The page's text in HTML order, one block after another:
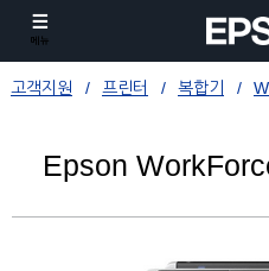
메뉴
고객지원 프린터 복합기
Epson